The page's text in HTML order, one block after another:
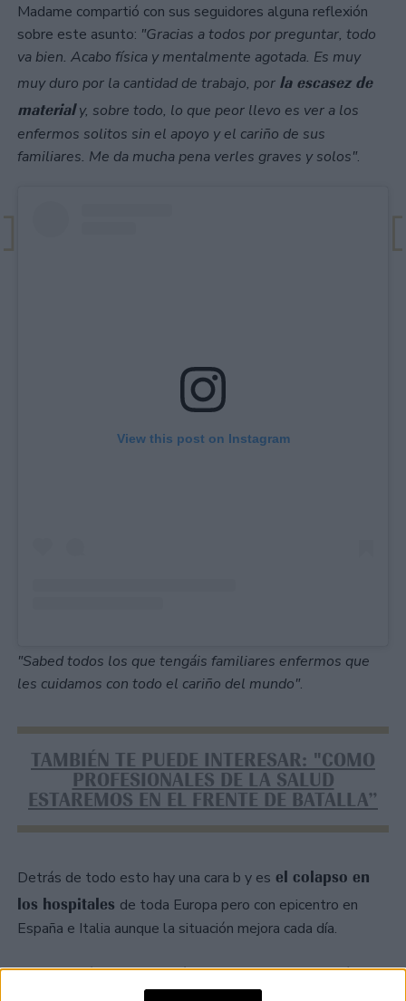
Madame compartió con sus seguidores alguna reflexión
sobre este asunto: "Gracias a todos por preguntar, todo
va bien. Acabo física y mentalmente agotada. Es muy
muy duro por la cantidad de trabajo, por la escasez de
materialy, sobre todo, lo que peor llevo es ver a los
enfermos solitos sin el apoyo y el cariño de sus
familiares. Me da mucha pena verles graves y solos".
View this post on Instagram
"Sabed todos los que tengáis familiares enfermos que
les cuidamos con todo el cariño del mundo".
TAMBIÉN TE PUEDE INTERESAR: "COMO
PROFESIONALES DE LA SALUD
ESTAREMOS EN EL FRENTE DE BATALLA”
Detrás de todo esto hay una cara b y es el colapso en
los hospitales de toda Europa pero con epicentro en
España e Italia aunque la situación mejora cada día.
Una situación que denunció Madame de Rosa a través de
una historia de Instagram en la que manifestó: